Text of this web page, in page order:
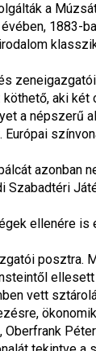
a
1883-
köthető, aki
a
azonban
ellenére
vett